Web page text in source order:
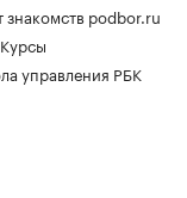
знакомств podbor.ru
управления РБК